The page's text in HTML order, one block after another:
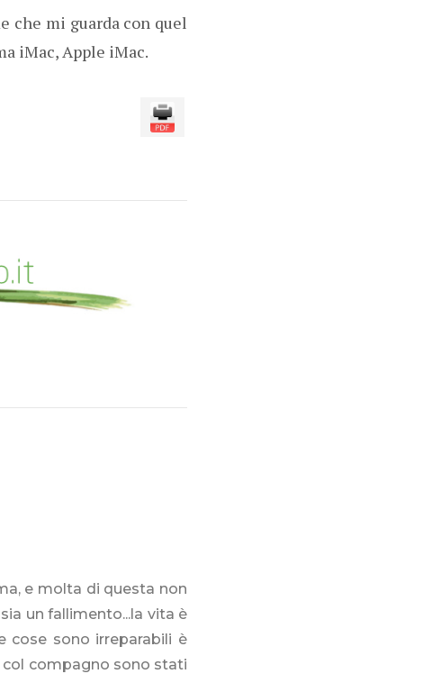
che mi guarda con quel
iMac, Apple iMac.
e molta di questa non
un fallimento...la vita è
cose sono irreparabili è
compagno sono stati